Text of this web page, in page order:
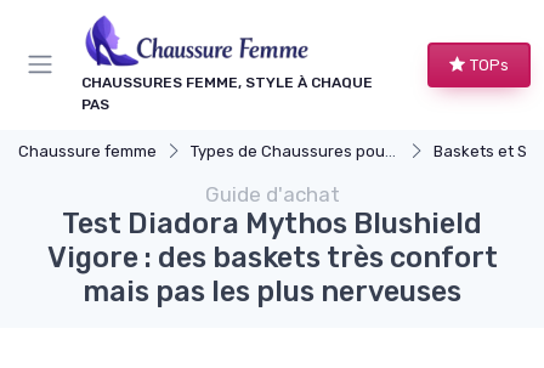
CHAUSSURES FEMME, STYLE À CHAQUE
PAS
TOPs
Chaussure femme Types de Chaussures pour Femmes Baskets et
Guide d'achat
Test Diadora Mythos Blushield
Vigore : des baskets très confort
mais pas les plus nerveuses
Panneau de gestion des cookies